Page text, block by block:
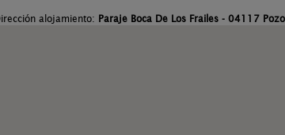
alojamiento: Paraje Boca De Los Frailes - 04117